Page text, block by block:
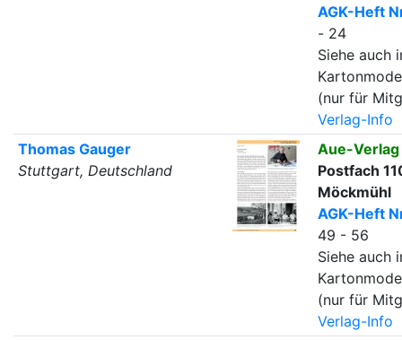
AGK-Heft
- 24
Siehe auch
(nur für
Verlag-Info
Thomas Gauger
Stuttgart, Deutschland
Aue-Verlag
Postfach
Möckmühl
AGK-Heft
49 - 56
Siehe auch
(nur für
Verlag-Info